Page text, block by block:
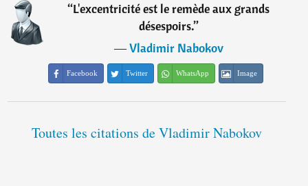
“L'excentricité est le remède aux grands
désespoirs.”
―Vladimir Nabokov
Facebook Twitter WhatsApp Image
Toutes les citations de Vladimir Nabokov